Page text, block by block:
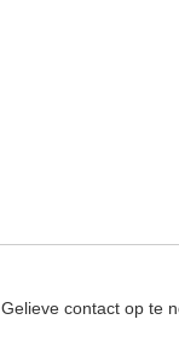
Gelieve contact op te